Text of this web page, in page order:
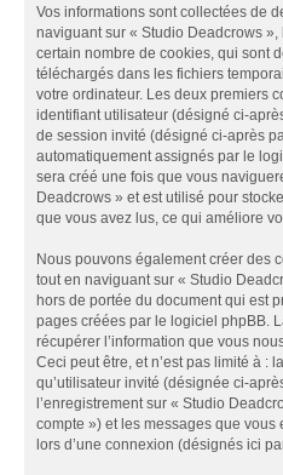
Vos informations sont collectées de
naviguant sur « Studio Deadcrows
certain nombre de cookies, qui sont
téléchargés dans les fichiers
votre ordinateur. Les deux premiers
identifiant utilisateur (désigné ci-
de session invité (désigné ci-après
automatiquement assignés par le
sera créé une fois que vous
Deadcrows » et est utilisé pour
que vous avez lus, ce qui améliore
Nous pouvons également créer des
tout en naviguant sur « Studio
hors de portée du document qui est
pages créées par le logiciel phpBB.
récupérer l’information que vous
Ceci peut être, et n’est pas limité à :
qu’utilisateur invité (désignée ci-
l’enregistrement sur « Studio
compte ») et les messages que vous
lors d’une connexion (désignés ici